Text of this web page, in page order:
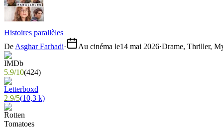
Histoires parallèles
De Asghar Farhadi· Au cinéma le14 mai 2026·Drame, Thriller,
5.9/10(424)
2.9/5(10,3 k)